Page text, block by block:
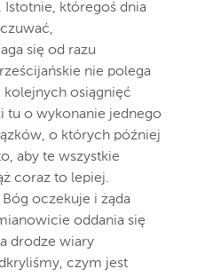
któregoś dnia
się od razu
nie polega
kolejnych osiągnięć
tu o wykonanie jednego
o których później
aby te wszystkie
coraz to lepiej.
oczekuje i żąda
oddania się
drodze wiary
czym jest